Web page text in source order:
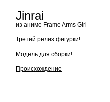
Jinrai
из аниме Frame Arms Girl
Третий релиз фигурки!
Модель для сборки!
Происхождение